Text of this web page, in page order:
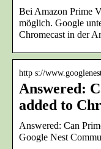
Bei Amazon Prime
möglich. Google
Chromecast in der
http s://
Answered:
added to
Answered: Can
Google Nest